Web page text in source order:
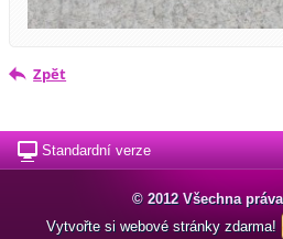
Zpět
Standardní verze
© 2012 Všechna
Vytvořte si webové stránky zdarma!